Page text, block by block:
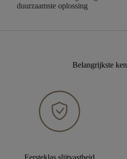
duurzaamste oplossing
Belangrijkste